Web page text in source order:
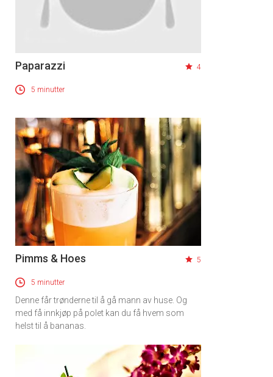
Paparazzi 4
5 minutter
Pimms & Hoes 5
5 minutter
Denne får trønderne til å gå mann av huse. Og
med få innkjøp på polet kan du få hvem som
helst til å bananas.